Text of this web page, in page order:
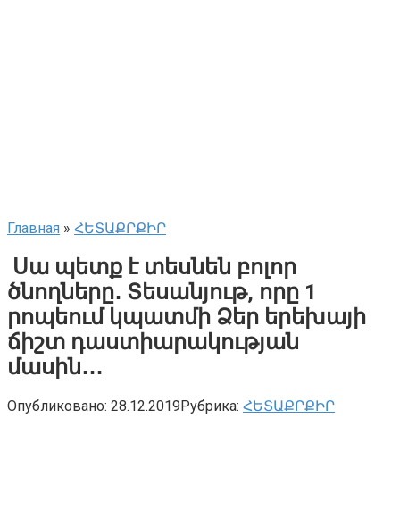
Главная » ՀԵՏԱՔՐՔԻՐ
Սա պետք է տեսնեն բոլոր
ծնողները․ Տեսանյութ, որը 1
րոպեում կպատմի Ձեր երեխայի
ճիշտ դաստիարակության
մասին․․․
Опубликовано: 28.12.2019Рубрика: ՀԵՏԱՔՐՔԻՐ